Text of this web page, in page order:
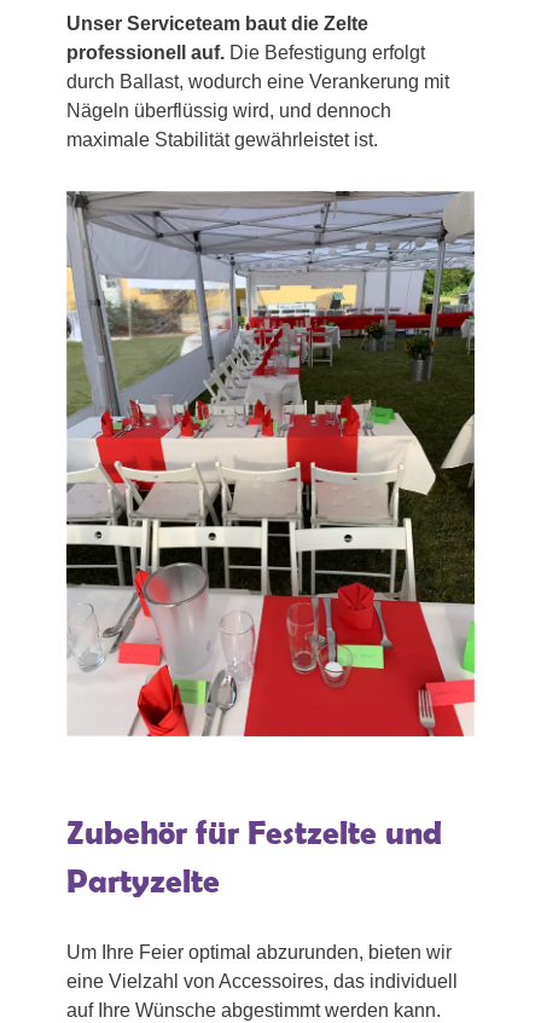
Unser Serviceteam baut die Zelte
professionell auf. Die Befestigung erfolgt
durch Ballast, wodurch eine Verankerung mit
Nägeln überflüssig wird, und dennoch
maximale Stabilität gewährleistet ist.
Zubehör für Festzelte und
Partyzelte
Um Ihre Feier optimal abzurunden, bieten wir
eine Vielzahl von Accessoires, das individuell
auf Ihre Wünsche abgestimmt werden kann.